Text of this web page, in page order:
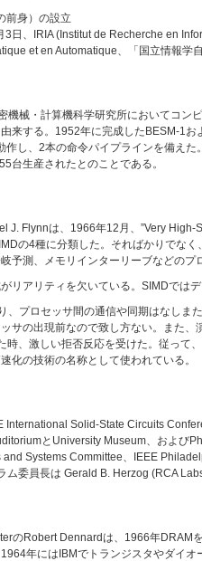
前身）の設立
日、IRIA (Institut de Recherche en
et en Automatique、「国立情報学
機械・計算機科学研究所においてコ
来する。1952年に完成したBESM-1
作し、2本の命令パイプラインを備え
台生産されたとのことである。
J. Flynnは、1966年12月、”Very
の4種に分類した。そればかりでな
予測、メモリインターリーブなどの
リアリティを欠いている。SIMDでは
、プロセッサ間の通信や同期はなし
サの出現前なので致し方ない。また
時、激しい拒否反応を受けた。従っ
化の技術の名称として使われている。
International Solid-State Circuits
とUniversity Museum、および
Systems Committee、IEEE
ム委員長は Gerald B. Herzog (RCA
のRobert Dennardは、1966年
年にはIBMでトランジスタやダイ